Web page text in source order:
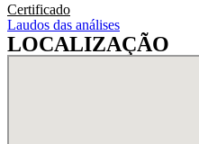
Certificado
Laudos das análises
LOCALIZAÇÃO